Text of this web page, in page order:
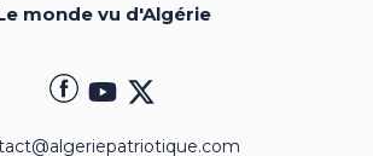
monde vu d'Algérie